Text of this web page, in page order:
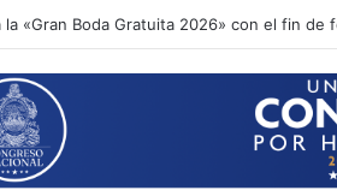
la «Gran Boda Gratuita 2026» con el fin